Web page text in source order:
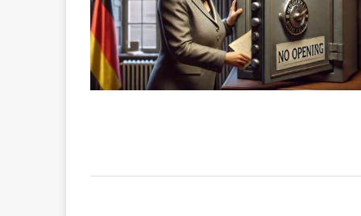
[ 7 février 2026 ]
[ 6 février 2026 ]
l’AVC chez